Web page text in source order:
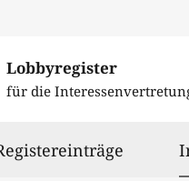
Lobbyregister
für die